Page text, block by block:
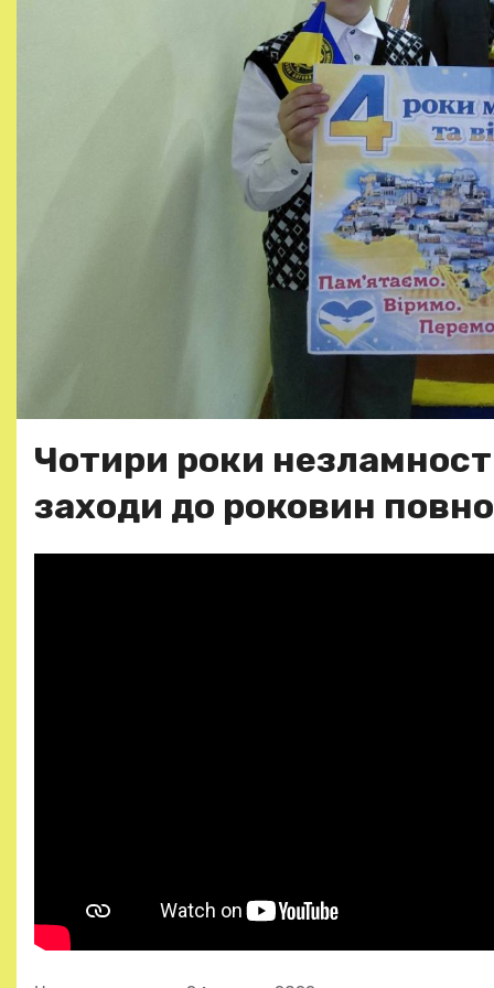
Чотири роки
заходи до роковин